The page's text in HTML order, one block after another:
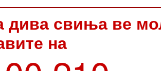
дива свиња ве
на